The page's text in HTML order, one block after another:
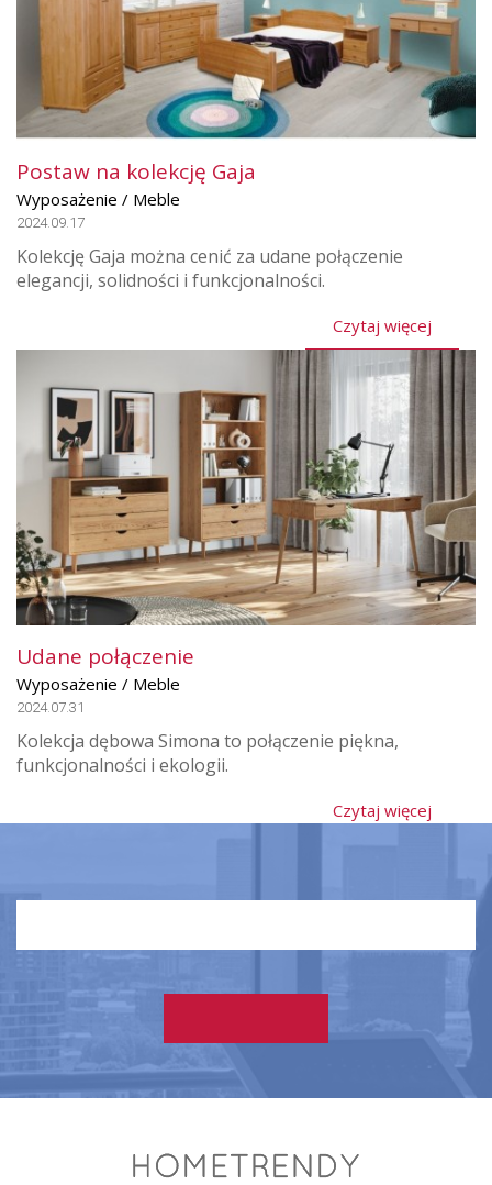
Postaw na kolekcję Gaja
Wyposażenie / Meble
2024.09.17
Kolekcję Gaja można cenić za udane połączenie
elegancji, solidności i funkcjonalności.
Czytaj więcej
Udane połączenie
Wyposażenie / Meble
2024.07.31
Kolekcja dębowa Simona to połączenie piękna,
funkcjonalności i ekologii.
Czytaj więcej